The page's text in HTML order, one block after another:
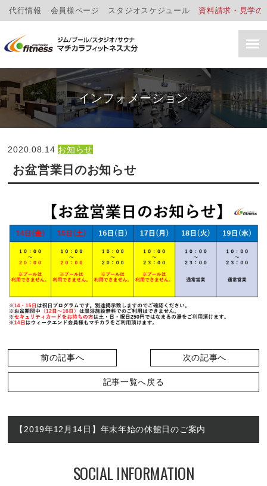
代行情報 会員様ページ スタジオスケジュール 資料請求・見学の
インフォメーション
2020.08.14 お知らせ
お盆営業日のお知らせ
前の記事へ 次の記事へ
記事一覧へ戻る
【2019年12月14日】年末年始の休館日のご案内
SOCIAL INFORMATION